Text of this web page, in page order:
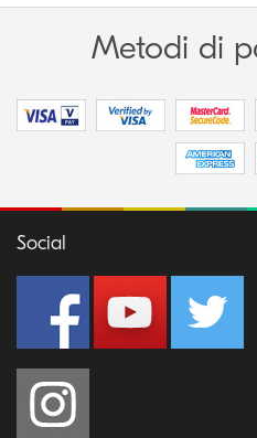
Metodi di
Social